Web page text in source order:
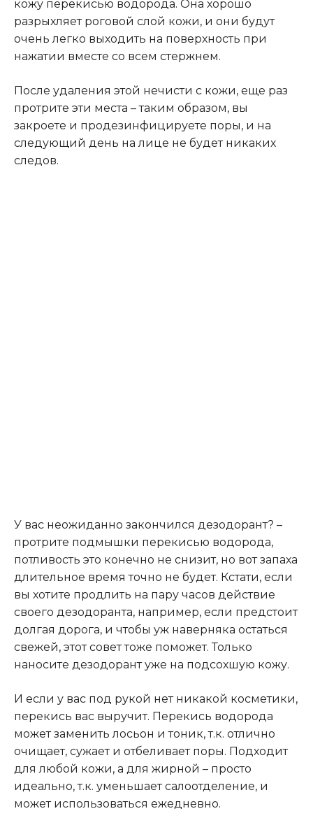
кожу перекисью водорода. Она хорошо
разрыхляет роговой слой кожи, и они будут
очень легко выходить на поверхность при
нажатии вместе со всем стержнем.
После удаления этой нечисти с кожи, еще раз
протрите эти места – таким образом, вы
закроете и продезинфицируете поры, и на
следующий день на лице не будет никаких
следов.
У вас неожиданно закончился дезодорант? –
протрите подмышки перекисью водорода,
потливость это конечно не снизит, но вот запаха
длительное время точно не будет. Кстати, если
вы хотите продлить на пару часов действие
своего дезодоранта, например, если предстоит
долгая дорога, и чтобы уж наверняка остаться
свежей, этот совет тоже поможет. Только
наносите дезодорант уже на подсохшую кожу.
И если у вас под рукой нет никакой косметики,
перекись вас выручит. Перекись водорода
может заменить лосьон и тоник, т.к. отлично
очищает, сужает и отбеливает поры. Подходит
для любой кожи, а для жирной – просто
идеально, т.к. уменьшает салоотделение, и
может использоваться ежедневно.